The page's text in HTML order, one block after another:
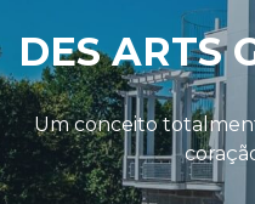
DES ARTS
Um conceito